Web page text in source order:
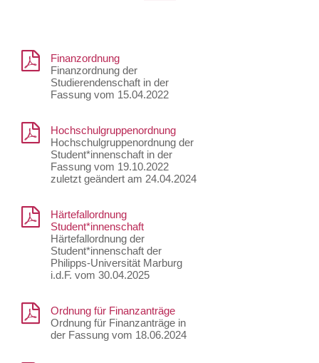
Finanzordnung
Finanzordnung der
Studierendenschaft in der
Fassung vom 15.04.2022
Hochschulgruppenordnung
Hochschulgruppenordnung der
Student*innenschaft in der
Fassung vom 19.10.2022
zuletzt geändert am 24.04.2024
Härtefallordnung
Student*innenschaft
Härtefallordnung der
Student*innenschaft der
Philipps-Universität Marburg
i.d.F. vom 30.04.2025
Ordnung für Finanzanträge
Ordnung für Finanzanträge in
der Fassung vom 18.06.2024